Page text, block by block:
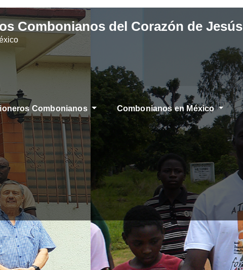
Combonianos del Corazón de Jesús
Combonianos Combonianos en México